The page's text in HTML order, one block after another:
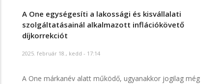
A One egységesíti a lakossági és kisvállalati
szolgáltatásainál alkalmazott inflációkövető
díjkorrekciót
2025. február 18., kedd - 17:14
A One márkanév alatt működő, ugyanakkor jogilag még